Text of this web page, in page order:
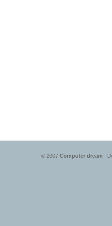
© 2007 Computer dream |